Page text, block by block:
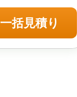
一括見積り